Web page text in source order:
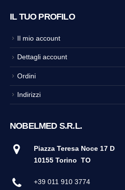
IL TUO PROFILO
Il mio account
Dettagli account
Ordini
Indirizzi
NOBELMED S.R.L.
Piazza Teresa Noce 17 D
10155 Torino TO
+39 011 910 3774